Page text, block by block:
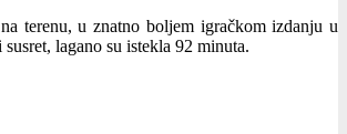
terenu, u znatno boljem igračkom izdanju u
lagano su istekla 92 minuta.